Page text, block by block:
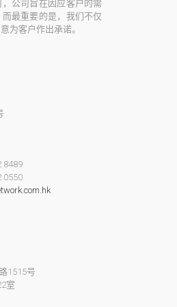
公司旨在因应客户的需
最重要的是，我们不仅
为客户作出承诺。
8489
0550
1515号
室